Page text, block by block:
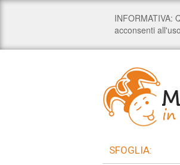
SFOGLIA: